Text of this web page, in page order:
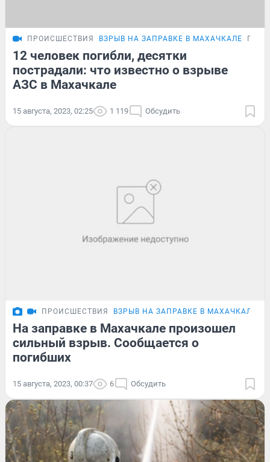
ПРОИСШЕСТВИЯ ВЗРЫВ НА ЗАПРАВКЕ В МАХАЧКАЛЕ
12 человек погибли, десятки
пострадали: что известно о взрыве
АЗС в Махачкале
15 августа, 2023, 02:25 1 119 Обсудить
ПРОИСШЕСТВИЯ ВЗРЫВ НА ЗАПРАВКЕ В МАХАЧКАЛЕ
На заправке в Махачкале произошел
сильный взрыв. Сообщается о
погибших
15 августа, 2023, 00:37 6 Обсудить